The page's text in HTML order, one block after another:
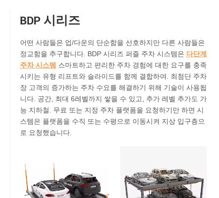
BDP 시리즈
어떤 사람들은 업/다운의 단순함을 선호하지만 다른 사람들은
정교함을 추구합니다. BDP 시리즈 퍼즐 주차 시스템은 다단계
주차 시스템 스마트하고 편리한 주차 경험에 대한 요구를 충족
시키는 유형 리프트와 슬라이드를 함께 결합하여. 최첨단 주차
장 고객의 증가하는 주차 수요를 해결하기 위해 기술이 사용됩
니다. 공간, 최대 6레벨까지 쌓을 수 있고, 추가 레벨 추가도 가
능 지하철. 무료 또는 지정 주차 플랫폼을 요청하기만 하면 시
스템은 플랫폼을 수직 또는 수평으로 이동시켜 지상 입구층으
로 요청했습니다.